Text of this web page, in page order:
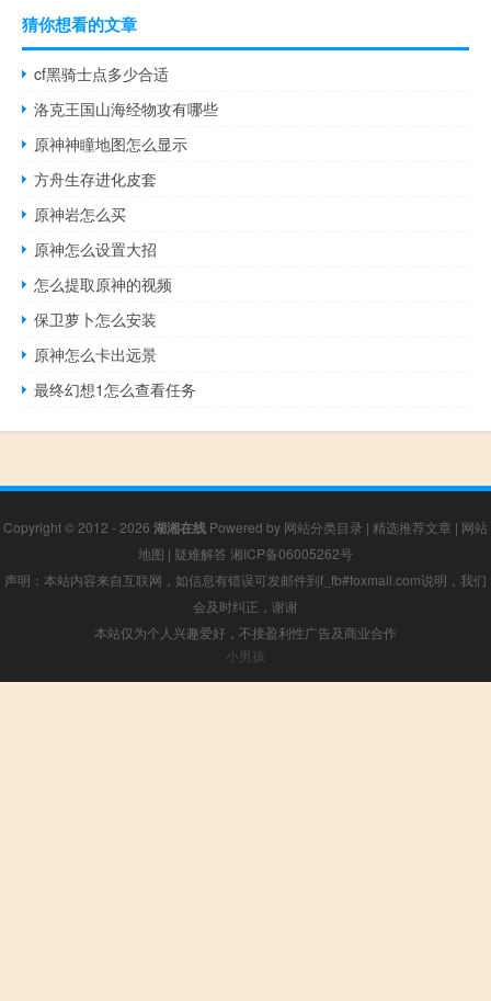
猜你想看的文章
cf黑骑士点多少合适
洛克王国山海经物攻有哪些
原神神瞳地图怎么显示
方舟生存进化皮套
原神岩怎么买
原神怎么设置大招
怎么提取原神的视频
保卫萝卜怎么安装
原神怎么卡出远景
最终幻想1怎么查看任务
Copyright © 2012 - 2026 湖湘在线 Powered by 网站分类目录 | 精选推荐文章 | 网站
地图 | 疑难解答 湘ICP备06005262号
声明：本站内容来自互联网，如信息有错误可发邮件到f_fb#foxmail.com说明，我们
会及时纠正，谢谢
本站仅为个人兴趣爱好，不接盈利性广告及商业合作
小男孩